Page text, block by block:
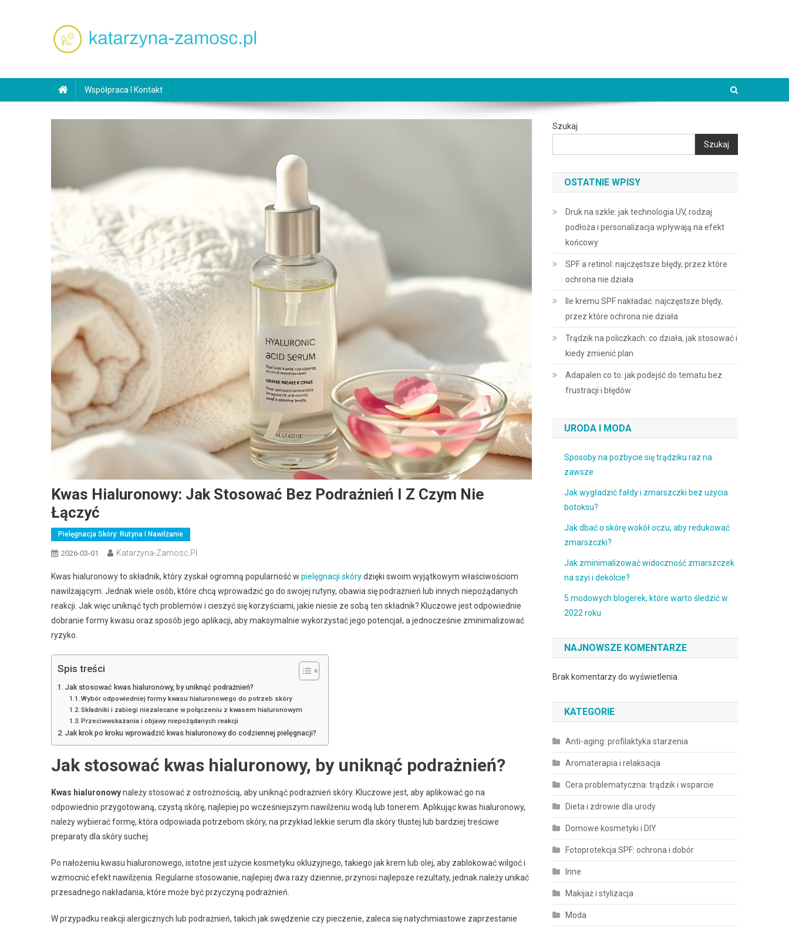
Współpraca I Kontakt
Kwas Hialuronowy: Jak Stosować Bez Podrażnień I Z Czym Nie
Łączyć
Pielęgnacja Skóry: Rutyna I Nawilżanie
2026-03-01 Katarzyna-Zamosc.pl
Kwas hialuronowy to składnik, który zyskał ogromną popularność w pielęgnacji skórydzięki swoim wyjątkowym właściwościom
nawilżającym. Jednak wiele osób, które chcą wprowadzić go do swojej rutyny, obawia się podrażnień lub innych niepożądanych
reakcji. Jak więc uniknąć tych problemów i cieszyć się korzyściami, jakie niesie ze sobą ten składnik? Kluczowe jest odpowiednie
dobranie formy kwasu oraz sposób jego aplikacji, aby maksymalnie wykorzystać jego potencjał, a jednocześnie zminimalizować
ryzyko.
Spis treści
Jak stosować kwas hialuronowy, by uniknąć podrażnień?
Wybór odpowiedniej formy kwasu hialuronowego do potrzeb skóry
Składniki i zabiegi niezalecane w połączeniu z kwasem hialuronowym
Przeciwwskazania i objawy niepożądanych reakcji
Jak krok po kroku wprowadzić kwas hialuronowy do codziennej pielęgnacji?
Jak stosować kwas hialuronowy, by uniknąć podrażnień?
Kwas hialuronowynależy stosować z ostrożnością, aby uniknąć podrażnień skóry. Kluczowe jest, aby aplikować go na
odpowiednio przygotowaną, czystą skórę, najlepiej po wcześniejszym nawilżeniu wodą lub tonerem. Aplikując kwas hialuronowy,
należy wybierać formę, która odpowiada potrzebom skóry, na przykład lekkie serum dla skóry tłustej lub bardziej treściwe
preparaty dla skóry suchej.
Po nałożeniu kwasu hialuronowego, istotne jest użycie kosmetyku okluzyjnego, takiego jak krem lub olej, aby zablokować wilgoć i
wzmocnić efekt nawilżenia. Regularne stosowanie, najlepiej dwa razy dziennie, przynosi najlepsze rezultaty, jednak należy unikać
przesadnego nakładania, które może być przyczyną podrażnień.
W przypadku reakcji alergicznych lub podrażnień, takich jak swędzenie czy pieczenie, zaleca się natychmiastowe zaprzestanie
Szukaj
Szukaj
OSTATNIE WPISY
Druk na szkle: jak technologia UV, rodzaj
podłoża i personalizacja wpływają na efekt
końcowy
SPF a retinol: najczęstsze błędy, przez które
ochrona nie działa
Ile kremu SPF nakładać: najczęstsze błędy,
przez które ochrona nie działa
Trądzik na policzkach: co działa, jak stosować i
kiedy zmienić plan
Adapalen co to: jak podejść do tematu bez
frustracji i błędów
URODA I MODA
Sposoby na pozbycie się trądziku raz na
zawsze
Jak wygładzić fałdy i zmarszczki bez użycia
botoksu?
Jak dbać o skórę wokół oczu, aby redukować
zmarszczki?
Jak zminimalizować widoczność zmarszczek
na szyi i dekolcie?
5 modowych blogerek, które warto śledzić w
2022 roku
NAJNOWSZE KOMENTARZE
Brak komentarzy do wyświetlenia.
KATEGORIE
Anti-aging: profilaktyka starzenia
Aromaterapia i relaksacja
Cera problematyczna: trądzik i wsparcie
Dieta i zdrowie dla urody
Domowe kosmetyki i DIY
Fotoprotekcja SPF: ochrona i dobór
Inne
Makijaż i stylizacja
Moda